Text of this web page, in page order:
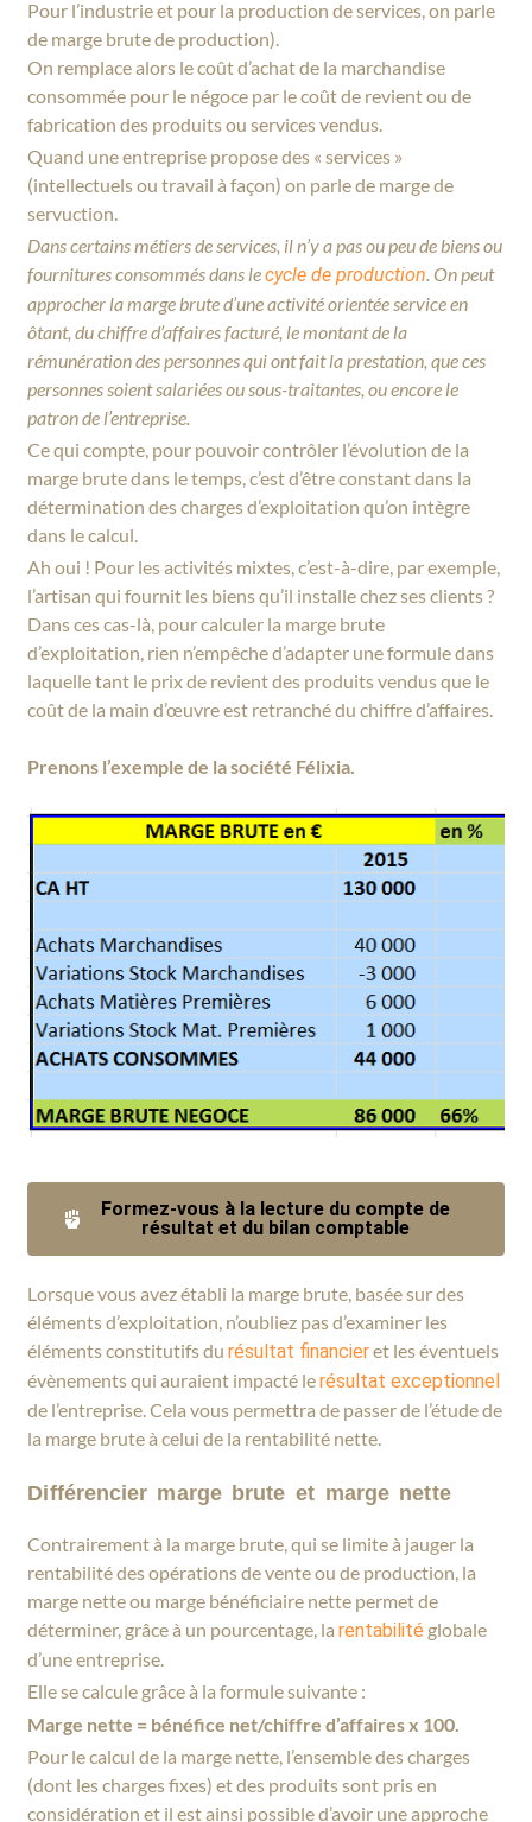
Pour l’industrie et pour la production de services, on parle
de marge brute de production).
On remplace alors le coût d’achat de la marchandise
consommée pour le négoce par le coût de revient ou de
fabrication des produits ou services vendus.
Quand une entreprise propose des « services »
(intellectuels ou travail à façon) on parle de marge de
servuction.
Dans certains métiers de services, il n’y a pas ou peu de biens ou
fournitures consommés dans lecycle de production. On peut
approcher la marge brute d’une activité orientée service en
ôtant, du chiffre d’affaires facturé, le montant de la
rémunération des personnes qui ont fait la prestation, que ces
personnes soient salariées ou sous-traitantes, ou encore le
patron de l’entreprise.
Ce qui compte, pour pouvoir contrôler l’évolution de la
marge brute dans le temps, c’est d’être constant dans la
détermination des charges d’exploitation qu’on intègre
dans le calcul.
Ah oui ! Pour les activités mixtes, c’est-à-dire, par exemple,
l’artisan qui fournit les biens qu’il installe chez ses clients ?
Dans ces cas-là, pour calculer la marge brute
d’exploitation, rien n’empêche d’adapter une formule dans
laquelle tant le prix de revient des produits vendus que le
coût de la main d’œuvre est retranché du chiffre d’affaires.
Prenons l’exemple de la société Félixia.
Formez-vous à la lecture du compte de
résultat et du bilan comptable
Lorsque vous avez établi la marge brute, basée sur des
éléments d’exploitation, n’oubliez pas d’examiner les
éléments constitutifs durésultat financieret les éventuels
évènements qui auraient impacté lerésultat exceptionnel
de l’entreprise. Cela vous permettra de passer de l’étude de
la marge brute à celui de la rentabilité nette.
Différencier marge brute et marge nette
Contrairement à la marge brute, qui se limite à jauger la
rentabilité des opérations de vente ou de production, la
marge nette ou marge bénéficiaire nette permet de
déterminer, grâce à un pourcentage, larentabilité globale
d’une entreprise.
Elle se calcule grâce à la formule suivante :
Marge nette = bénéfice net/chiffre d’affaires x 100.
Pour le calcul de la marge nette, l’ensemble des charges
(dont les charges fixes) et des produits sont pris en
considération et il est ainsi possible d’avoir une approche